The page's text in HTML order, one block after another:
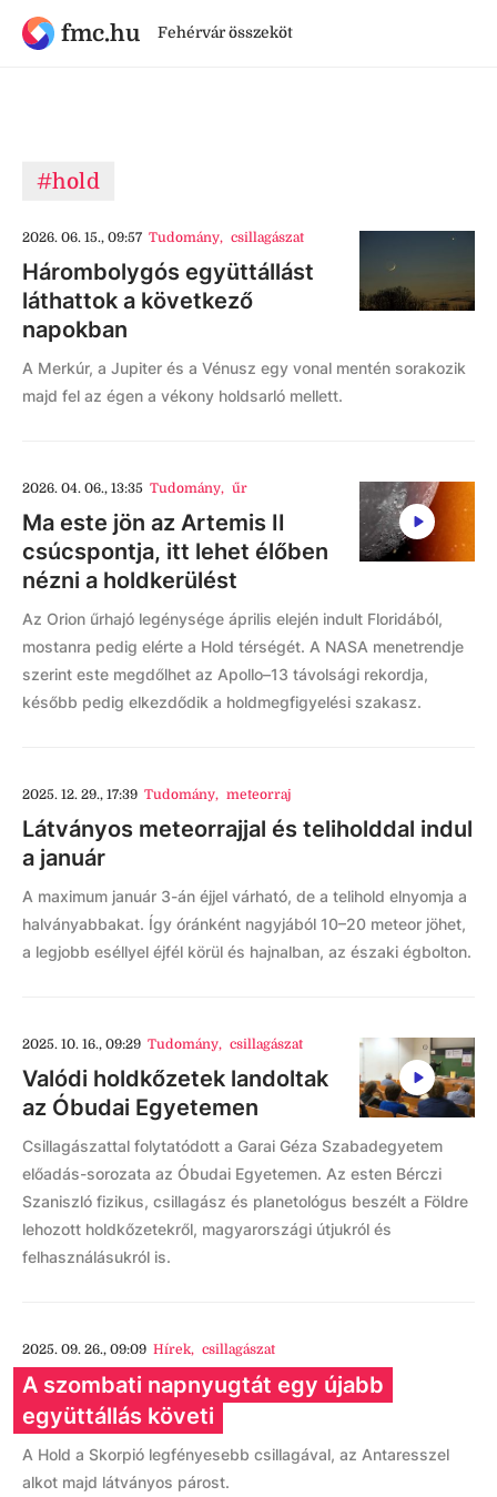
fmc.hu Fehérvár összeköt
#hold
2026. 06. 15., 09:57 Tudomány, csillagászat
Hárombolygós együttállást
láthattok a következő
napokban
A Merkúr, a Jupiter és a Vénusz egy vonal mentén sorakozik
majd fel az égen a vékony holdsarló mellett.
2026. 04. 06., 13:35 Tudomány, űr
Ma este jön az Artemis II
csúcspontja, itt lehet élőben
nézni a holdkerülést
Az Orion űrhajó legénysége április elején indult Floridából,
mostanra pedig elérte a Hold térségét. A NASA menetrendje
szerint este megdőlhet az Apollo–13 távolsági rekordja,
később pedig elkezdődik a holdmegfigyelési szakasz.
2025. 12. 29., 17:39 Tudomány, meteorraj
Látványos meteorrajjal és teliholddal indul
a január
A maximum január 3-án éjjel várható, de a telihold elnyomja a
halványabbakat. Így óránként nagyjából 10–20 meteor jöhet,
a legjobb eséllyel éjfél körül és hajnalban, az északi égbolton.
2025. 10. 16., 09:29 Tudomány, csillagászat
Valódi holdkőzetek landoltak
az Óbudai Egyetemen
Csillagászattal folytatódott a Garai Géza Szabadegyetem
előadás-sorozata az Óbudai Egyetemen. Az esten Bérczi
Szaniszló fizikus, csillagász és planetológus beszélt a Földre
lehozott holdkőzetekről, magyarországi útjukról és
felhasználásukról is.
2025. 09. 26., 09:09 Hírek, csillagászat
A szombati napnyugtát egy újabb
együttállás követi
A Hold a Skorpió legfényesebb csillagával, az Antaresszel
alkot majd látványos párost.